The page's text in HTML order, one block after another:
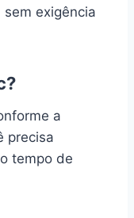
sem exigência
a
precisa
tempo de